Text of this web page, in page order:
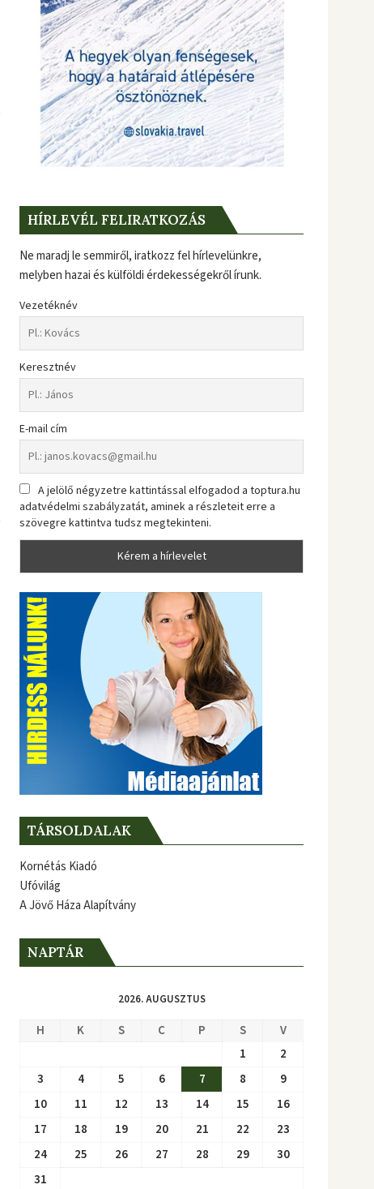
HÍRLEVÉL FELIRATKOZÁS
Ne maradj le semmiről, iratkozz fel hírlevelünkre,
melyben hazai és külföldi érdekességekről írunk.
Vezetéknév
Keresztnév
E-mail cím
A jelölő négyzetre kattintással elfogadod a toptura.hu
adatvédelmi szabályzatát, aminek a részleteit erre a
szövegre kattintva tudsz megtekinteni.
TÁRSOLDALAK
Kornétás Kiadó
Ufóvilág
A Jövő Háza Alapítvány
NAPTÁR
2026. AUGUSZTUS
H K S C P S
V
1
2
3
4 5 6 7 8
9
10
11 12 13 14 15
16
17
18 19 20 21 22
23
24
25 26 27 28 29
30
31